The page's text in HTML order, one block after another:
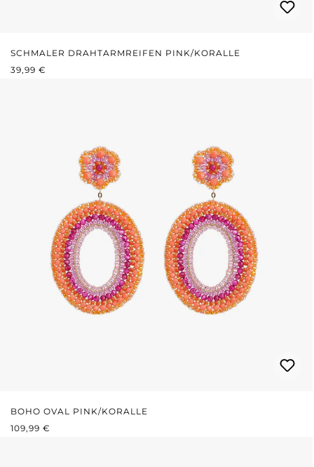
SCHMALER DRAHTARMREIFEN PINK/KORALLE
REGULÄRER PREIS:
39,99 €
BOHO OVAL PINK/KORALLE
REGULÄRER PREIS:
109,99 €